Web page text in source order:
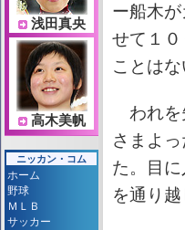
ー船木
せて１
ことは
われを
さまよ
た。目
を通り越
浅田真央
高木美帆
ニッカン・コム
ホーム
野球
ＭＬＢ
サッカー